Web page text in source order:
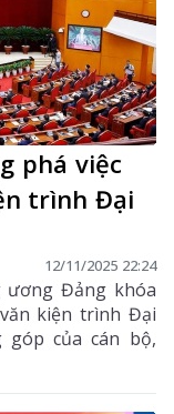
phá việc
trình Đại
12/11/2025 22:24
ương Đảng khóa
kiện trình Đại
góp của cán bộ,